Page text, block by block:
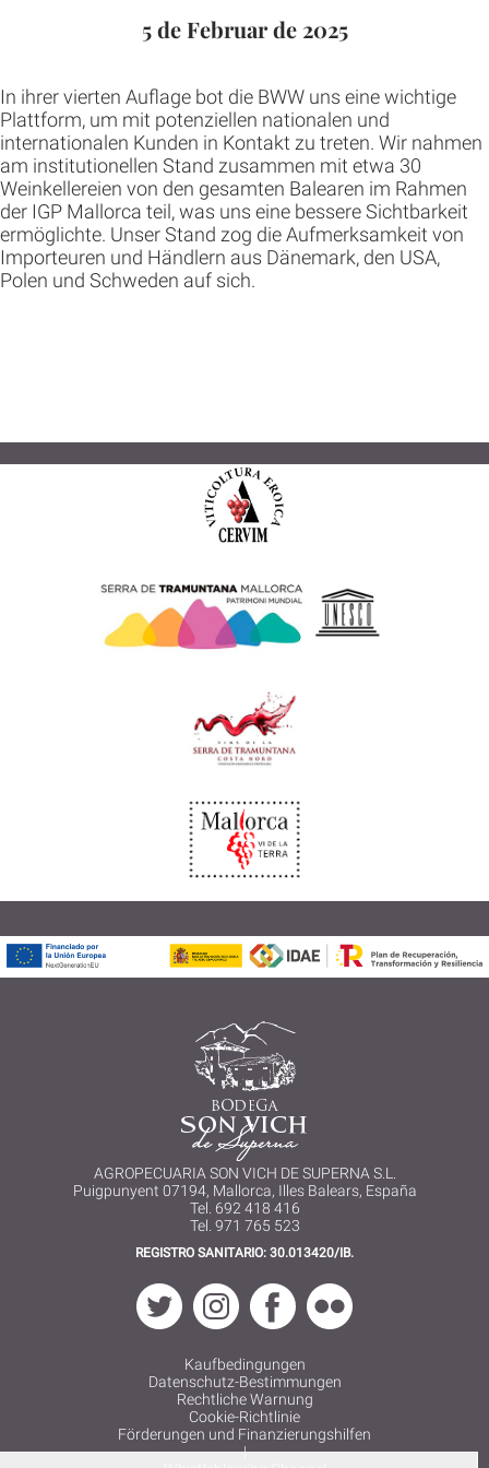
5 de Februar de 2025
In ihrer vierten Auflage bot die BWW uns eine wichtige
Plattform, um mit potenziellen nationalen und
internationalen Kunden in Kontakt zu treten. Wir nahmen
am institutionellen Stand zusammen mit etwa 30
Weinkellereien von den gesamten Balearen im Rahmen
der IGP Mallorca teil, was uns eine bessere Sichtbarkeit
ermöglichte. Unser Stand zog die Aufmerksamkeit von
Importeuren und Händlern aus Dänemark, den USA,
Polen und Schweden auf sich.
AGROPECUARIA SON VICH DE SUPERNA S.L.
Puigpunyent 07194, Mallorca, Illes Balears, España
Tel. 692 418 416
Tel. 971 765 523
REGISTRO SANITARIO: 30.013420/IB.
Kaufbedingungen
Datenschutz-Bestimmungen
Rechtliche Warnung
Cookie-Richtlinie
Förderungen und Finanzierungshilfen
|